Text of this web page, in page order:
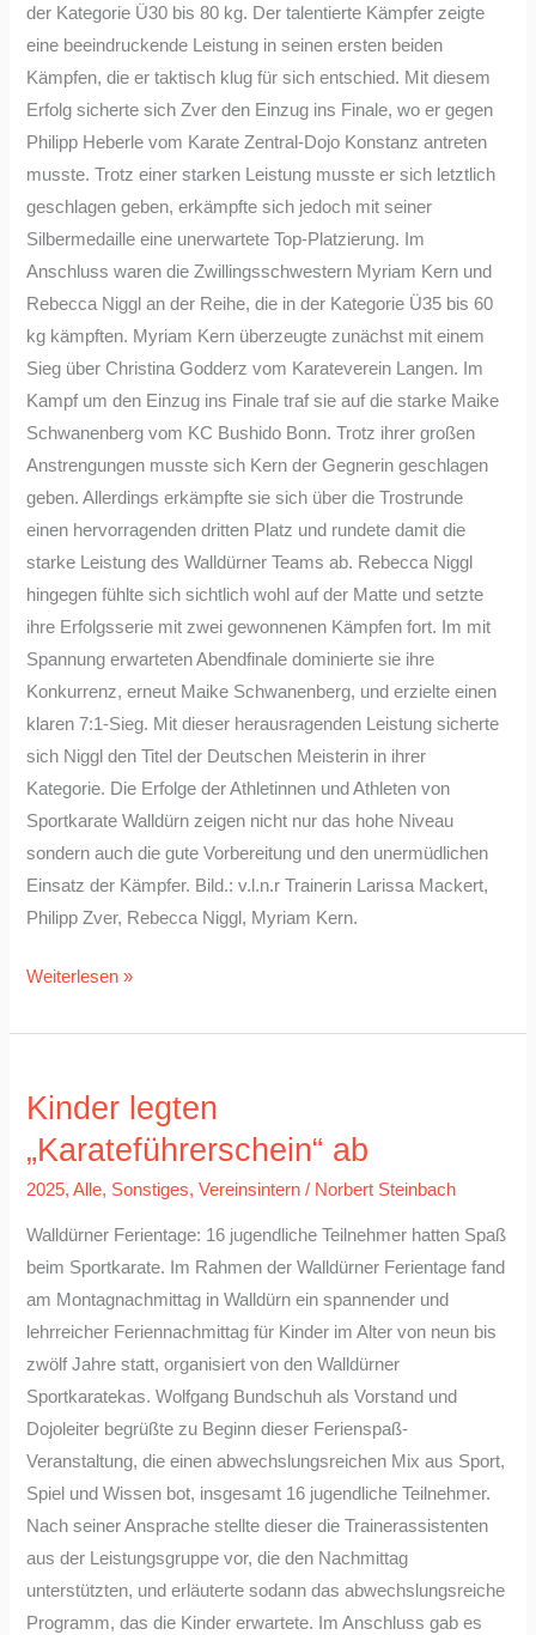
der Kategorie Ü30 bis 80 kg. Der talentierte Kämpfer zeigte
eine beeindruckende Leistung in seinen ersten beiden
Kämpfen, die er taktisch klug für sich entschied. Mit diesem
Erfolg sicherte sich Zver den Einzug ins Finale, wo er gegen
Philipp Heberle vom Karate Zentral-Dojo Konstanz antreten
musste. Trotz einer starken Leistung musste er sich letztlich
geschlagen geben, erkämpfte sich jedoch mit seiner
Silbermedaille eine unerwartete Top-Platzierung. Im
Anschluss waren die Zwillingsschwestern Myriam Kern und
Rebecca Niggl an der Reihe, die in der Kategorie Ü35 bis 60
kg kämpften. Myriam Kern überzeugte zunächst mit einem
Sieg über Christina Godderz vom Karateverein Langen. Im
Kampf um den Einzug ins Finale traf sie auf die starke Maike
Schwanenberg vom KC Bushido Bonn. Trotz ihrer großen
Anstrengungen musste sich Kern der Gegnerin geschlagen
geben. Allerdings erkämpfte sie sich über die Trostrunde
einen hervorragenden dritten Platz und rundete damit die
starke Leistung des Walldürner Teams ab. Rebecca Niggl
hingegen fühlte sich sichtlich wohl auf der Matte und setzte
ihre Erfolgsserie mit zwei gewonnenen Kämpfen fort. Im mit
Spannung erwarteten Abendfinale dominierte sie ihre
Konkurrenz, erneut Maike Schwanenberg, und erzielte einen
klaren 7:1-Sieg. Mit dieser herausragenden Leistung sicherte
sich Niggl den Titel der Deutschen Meisterin in ihrer
Kategorie. Die Erfolge der Athletinnen und Athleten von
Sportkarate Walldürn zeigen nicht nur das hohe Niveau
sondern auch die gute Vorbereitung und den unermüdlichen
Einsatz der Kämpfer. Bild.: v.l.n.r Trainerin Larissa Mackert,
Philipp Zver, Rebecca Niggl, Myriam Kern.
Weiterlesen »
Kinder legten
„Karateführerschein“ ab
2025,Alle, Sonstiges,Vereinsintern / Norbert Steinbach
Walldürner Ferientage: 16 jugendliche Teilnehmer hatten Spaß
beim Sportkarate. Im Rahmen der Walldürner Ferientage fand
am Montagnachmittag in Walldürn ein spannender und
lehrreicher Feriennachmittag für Kinder im Alter von neun bis
zwölf Jahre statt, organisiert von den Walldürner
Sportkaratekas. Wolfgang Bundschuh als Vorstand und
Dojoleiter begrüßte zu Beginn dieser Ferienspaß-
Veranstaltung, die einen abwechslungsreichen Mix aus Sport,
Spiel und Wissen bot, insgesamt 16 jugendliche Teilnehmer.
Nach seiner Ansprache stellte dieser die Trainerassistenten
aus der Leistungsgruppe vor, die den Nachmittag
unterstützten, und erläuterte sodann das abwechslungsreiche
Programm, das die Kinder erwartete. Im Anschluss gab es
legten
„Karateführerschein“